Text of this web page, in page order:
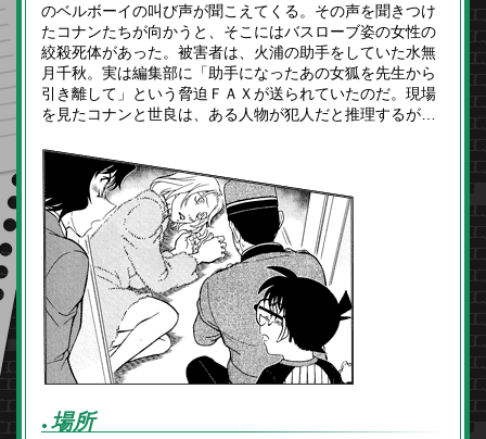
● 場所
のベルボーイの叫び声が聞こえてくる。その声を聞きつけ
たコナンたちが向かうと、そこにはバスローブ姿の女性の
絞殺死体があった。被害者は、火浦の助手をしていた水無
月千秋。実は編集部に「助手になったあの女狐を先生から
引き離して」という脅迫ＦＡＸが送られていたのだ。現場
を見たコナンと世良は、ある人物が犯人だと推理するが…